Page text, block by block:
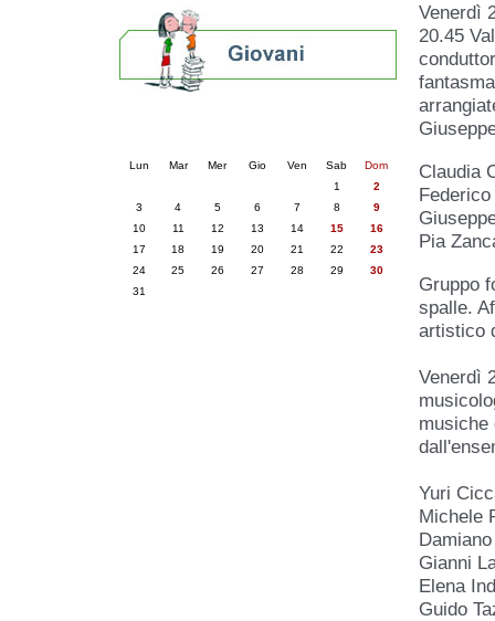
Venerdì
20.45
Claudia
Pia
Gruppo
spalle.
artistico
Venerdì
musiche
Yuri
Michele
Gianni
Elena
Guido
Lun Mar Mer Gio Ven Sab
Dom
1
2
3
4 5 6 7 8
9
10
11 12 13 14 15
16
17
18 19 20 21 22
23
24
25 26 27 28 29
30
31